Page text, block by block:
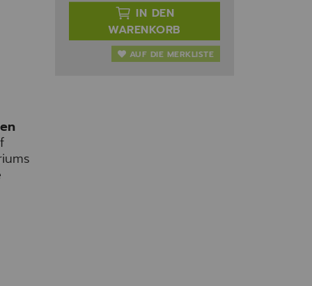
IN DEN
WARENKORB
AUF DIE MERKLISTE